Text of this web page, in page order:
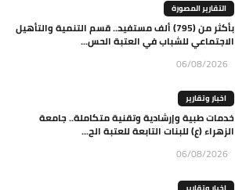
التقارير المصورة
بأكثر من (795) ألف مستفيد.. قسم التنمية والتأهيل
الاجتماعي للشباب في العتبة الحس...
06/08/2026
اخبار وتقارير
خدمات طبية وإرشادية وتقنية متكاملة.. جامعة
الزهراء (ع) للبنات التابعة للعتبة الح...
06/08/2026